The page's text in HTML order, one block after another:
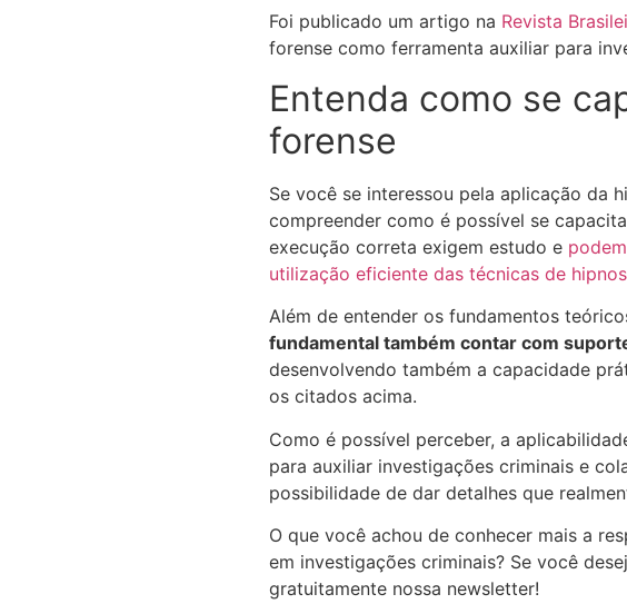
Foi publicado um artigo na Revista
forense como ferramenta auxiliar para
Entenda como se
forense
Se você se interessou pela aplicação da
compreender como é possível se
execução correta exigem estudo e
utilização eficiente das técnicas de
Além de entender os fundamentos
fundamental também contar com
desenvolvendo também a capacidade
os citados acima.
Como é possível perceber, a
para auxiliar investigações criminais e
possibilidade de dar detalhes que
O que você achou de conhecer mais a
em investigações criminais? Se você
gratuitamente nossa newsletter!